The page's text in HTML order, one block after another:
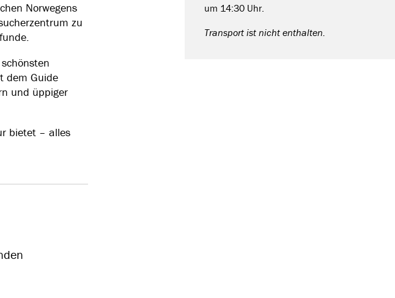
um 14:30 Uhr.
Transport ist nicht enthalten.
Norwegens
zu
dem Guide
und üppiger
bietet – alles